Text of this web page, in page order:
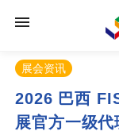
展会资讯
2026 巴西
展官方一级